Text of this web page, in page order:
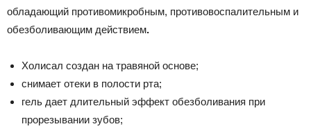
обладающий противомикробным, противовоспалительным и
обезболивающим действием.
Холисал создан на травяной основе;
снимает отеки в полости рта;
гель дает длительный эффект обезболивания при
прорезывании зубов;